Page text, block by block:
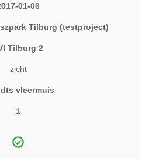
01-06
Tilburg (testproject)
Tilburg 2
zicht
vleermuis
1